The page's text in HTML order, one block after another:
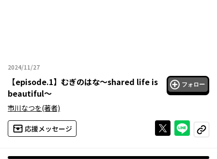
2024/11/27
2024年11月27日
【episode.1】 むぎのはな～shared life is
beautiful～
フォロー
市川なつを(著者)
応援メッセージ Xで投稿する
ライン
コピー